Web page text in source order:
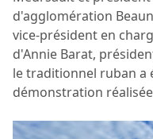
d'agglomération
vice-président en
d'Annie Barat,
le traditionnel ruban a
démonstration